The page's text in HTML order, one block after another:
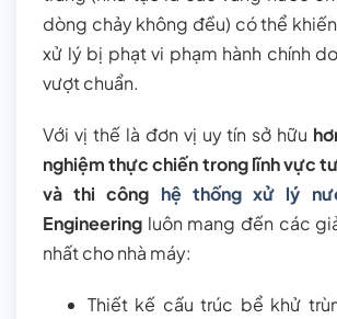
dòng chảy không đều) có thể
xử lý bị phạt vi phạm hành chính
vượt chuẩn.
Với vị thế là đơn vị uy tín sở hữu
nghiệm thực chiến trong lĩnh vực
và thi công hệ thống xử lý
Engineering luôn mang đến các
nhất cho nhà máy:
Thiết kế cấu trúc bể khử